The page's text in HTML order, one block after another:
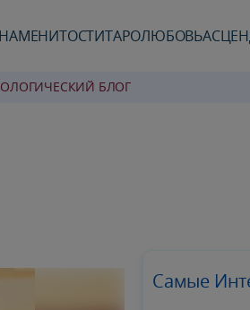
ТАРОЛЮБОВЬ
БЛОГ
Самые